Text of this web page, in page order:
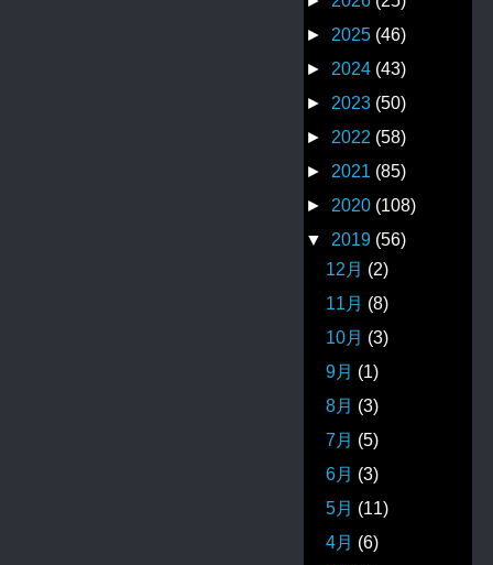
► 2025 (46)
► 2024 (43)
► 2023 (50)
► 2022 (58)
► 2021 (85)
► 2020 (108)
▼ 2019 (56)
12月 (2)
11月 (8)
10月 (3)
9月 (1)
8月 (3)
7月 (5)
6月 (3)
5月 (11)
4月 (6)